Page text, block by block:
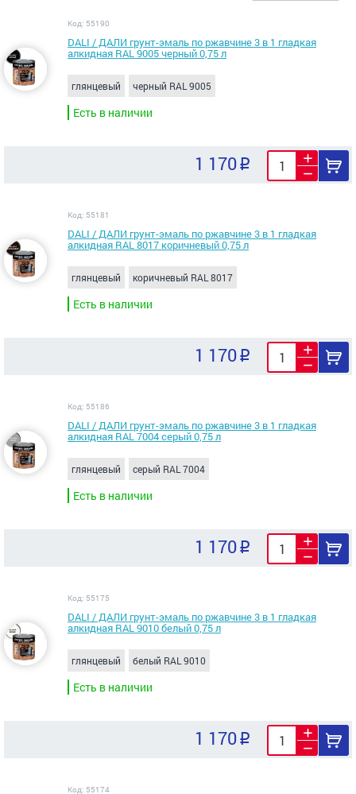
Код: 55190
DALI / ДАЛИ грунт-эмаль по ржавчине 3 в 1 гладкая
алкидная RAL 9005 черный 0,75 л
глянцевый черный RAL 9005
Есть в наличии
1 170
Код: 55181
DALI / ДАЛИ грунт-эмаль по ржавчине 3 в 1 гладкая
алкидная RAL 8017 коричневый 0,75 л
глянцевый коричневый RAL 8017
Есть в наличии
1 170
Код: 55186
DALI / ДАЛИ грунт-эмаль по ржавчине 3 в 1 гладкая
алкидная RAL 7004 серый 0,75 л
глянцевый серый RAL 7004
Есть в наличии
1 170
Код: 55175
DALI / ДАЛИ грунт-эмаль по ржавчине 3 в 1 гладкая
алкидная RAL 9010 белый 0,75 л
глянцевый белый RAL 9010
Есть в наличии
1 170
Код: 55174